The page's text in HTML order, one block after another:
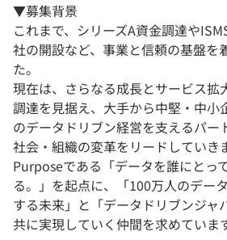
▼募集背景
これまで、シリーズA資金調達や
社の開設など、事業と信頼の基盤を
た。
現在は、さらなる成長とサービス拡
調達を見据え、大手から中堅・中小
のデータドリブン経営を支えるパー
社会・組織の変革をリードしていき
Purposeである「データを誰にとっ
る。」を起点に、「100万人のデー
する未来」と「データドリブンジャ
共に実現していく仲間を求めています